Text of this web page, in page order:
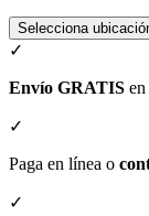
Selecciona
✓
Envío GRATIS
✓
Paga en línea o
✓